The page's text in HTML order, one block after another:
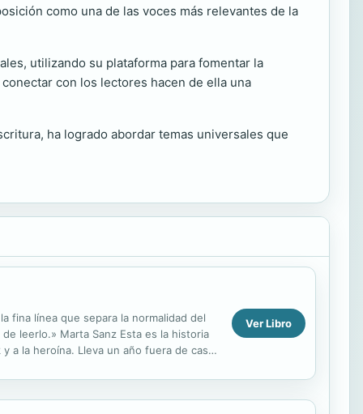
como una de las voces más relevantes de la
utilizando su plataforma para fomentar la
con los lectores hacen de ella una
ha logrado abordar temas universales que
fina línea que separa la normalidad del
leerlo.» Marta Sanz Esta es la historia
a la heroína. Lleva un año fuera de casa
Ver Libro